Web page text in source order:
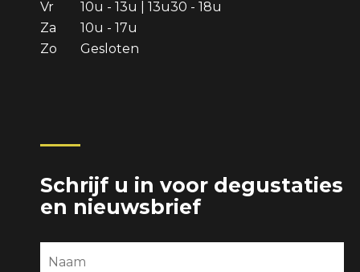
Vr
10u - 13u | 13u30 - 18u
Za
10u - 17u
Zo
Gesloten
Schrijf u in voor degustaties
en nieuwsbrief